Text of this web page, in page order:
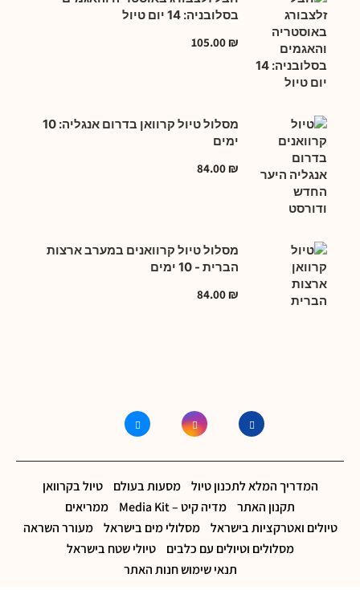
בסלובניה: 14 יום טיול
105.00 ₪
מסלול טיול קרוואן בדרום אנגליה: 10
ימים
84.00 ₪
מסלול טיול קרוואנים במערב ארצות
הברית - 10 ימים
84.00 ₪
המדריך המלא לתכנון טיול מסעות בעולם
טיול בקרוואן
תקנון האתר
מדיה קיט – Media Kit
ממריאים
טיולים ואטרקציות בישראל
מסלולי מים בישראל
מעורר השראה
מסלולים וטיולים עם כלבים
טיולי שטח בישראל
תנאי שימוש חנות האתר